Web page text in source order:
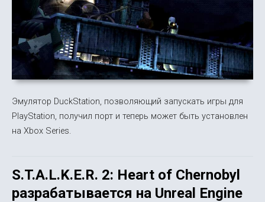
Эмулятор DuckStation, позволяющий запускать игры для
PlayStation, получил порт и теперь может быть установлен
на Xbox Series.
S.T.A.L.K.E.R. 2: Heart of Chernobyl
разрабатывается на Unreal Engine